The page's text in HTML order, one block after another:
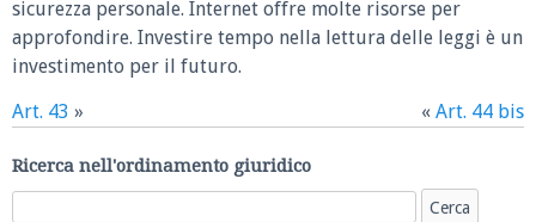
sicurezza personale. Internet offre molte risorse per
approfondire. Investire tempo nella lettura delle leggi è un
investimento per il futuro.
Art. 43 » « Art. 44 bis
Ricerca nell'ordinamento giuridico